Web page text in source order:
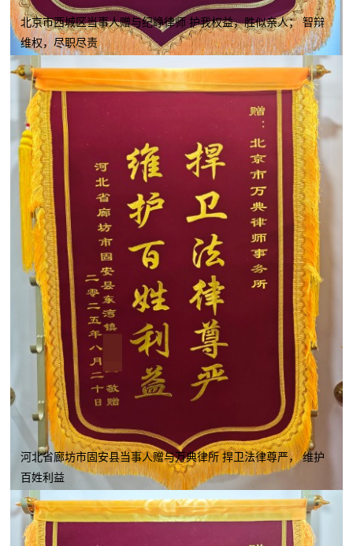
北京市西城区当事人赠与纪峥律师 护我权益，胜似亲人； 智辩
维权，尽职尽责
河北省廊坊市固安县当事人赠与万典律所 捍卫法律尊严， 维护
百姓利益